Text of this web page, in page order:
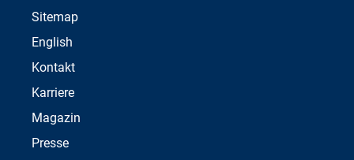
Sitemap
English
Kontakt
Karriere
Magazin
Presse